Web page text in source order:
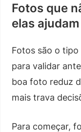
Fotos que
elas
Fotos são o
para validar
boa foto reduz
mais trava
Para começar,